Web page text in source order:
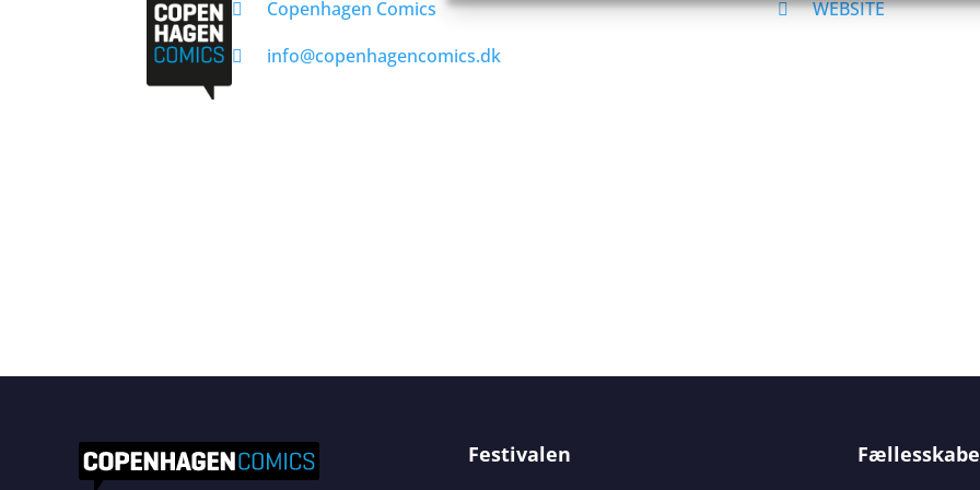
Copenhagen Comics
info@copenhagencomics.dk
WEBSITE
Festivalen